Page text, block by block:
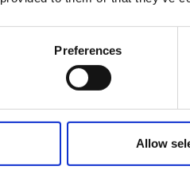
Preferences
Allow
te ontwikkelen
verhoogt de kans op
gebruikt precies
je ook betere